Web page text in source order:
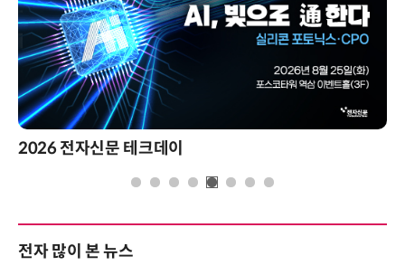
2026 전자신문 테크데이
전자 많이 본 뉴스